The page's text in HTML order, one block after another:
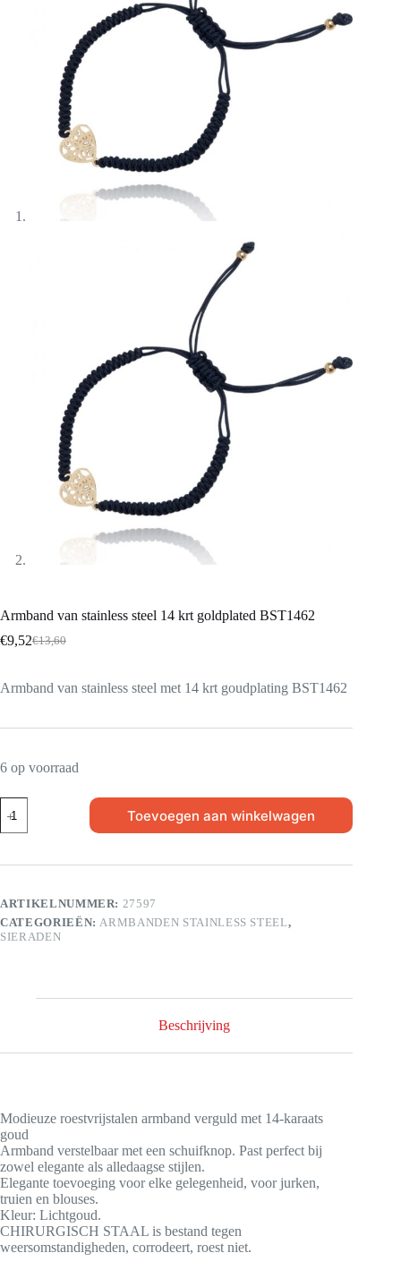
Armband van stainless steel 14 krt goldplated BST1462
€13,60
€9,52
Armband van stainless steel met 14 krt goudplating BST1462
6 op voorraad
Toevoegen aan winkelwagen
ARTIKELNUMMER: 27597
CATEGORIEËN:ARMBANDEN STAINLESS STEEL,
SIERADEN
Beschrijving
Modieuze roestvrijstalen armband verguld met 14-karaats
goud
Armband verstelbaar met een schuifknop. Past perfect bij
zowel elegante als alledaagse stijlen.
Elegante toevoeging voor elke gelegenheid, voor jurken,
truien en blouses.
Kleur: Lichtgoud.
CHIRURGISCH STAAL is bestand tegen
weersomstandigheden, corrodeert, roest niet.